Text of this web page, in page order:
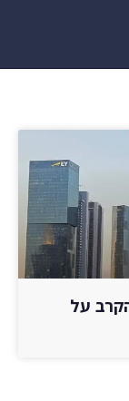
מול מגורים ב-2026: הקרב על